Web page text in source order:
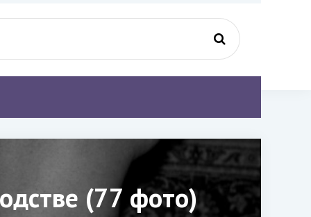
(77 фото)